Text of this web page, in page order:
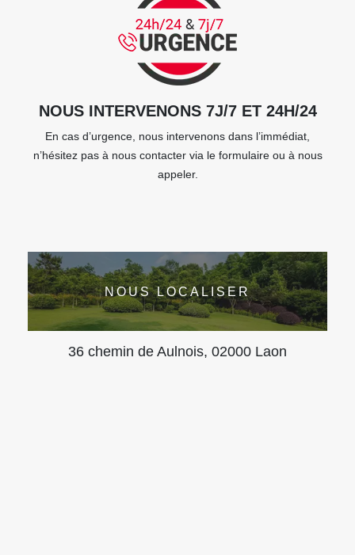
NOUS INTERVENONS 7J/7 ET 24H/24
En cas d’urgence, nous intervenons dans l’immédiat,
n’hésitez pas à nous contacter via le formulaire ou à nous
appeler.
NOUS LOCALISER
36 chemin de Aulnois, 02000 Laon